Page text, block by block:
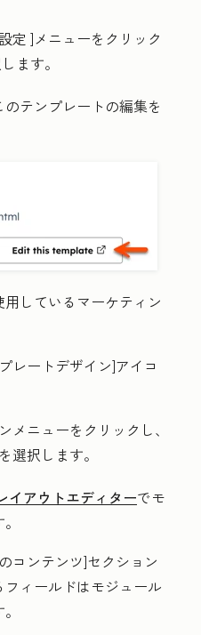
設定 ]メニューをクリック
ます。
のテンプレートの編集を
用しているマーケティン
レートデザイン]アイコ
メニューをクリックし、
選択します。
イアウトエディターでモ
コンテンツ]セクション
ィールドはモジュール